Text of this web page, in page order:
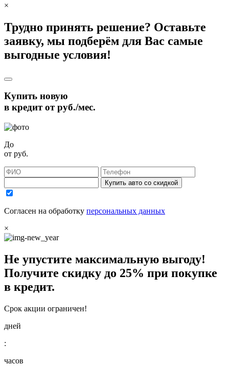
×
Трудно принять решение? Оставьте
заявку, мы подберём для Вас самые
выгодные условия!
Купить новую
в кредит отруб./мес.
До
от руб.
Купить авто со скидкой
Согласен на обработку персональных данных
×
Не упустите максимальную выгоду!
Получите скидку до 25% при покупке
в кредит.
Срок акции ограничен!
дней
:
часов